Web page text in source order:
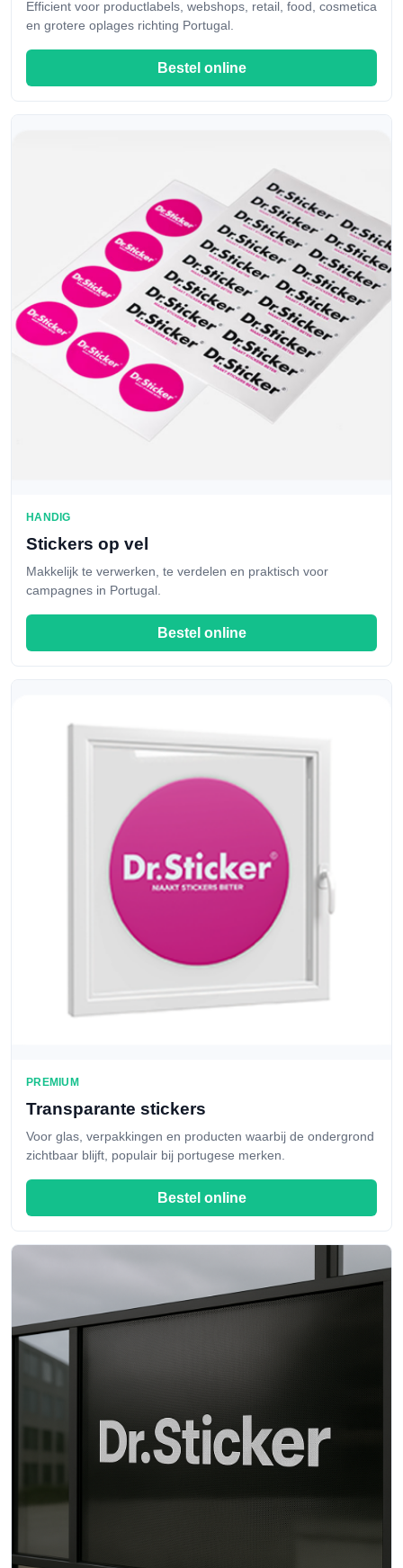
Efficient voor productlabels, webshops, retail, food, cosmetica
en grotere oplages richting Portugal.
Bestel online
HANDIG
Stickers op vel
Makkelijk te verwerken, te verdelen en praktisch voor
campagnes in Portugal.
Bestel online
PREMIUM
Transparante stickers
Voor glas, verpakkingen en producten waarbij de ondergrond
zichtbaar blijft, populair bij portugese merken.
Bestel online